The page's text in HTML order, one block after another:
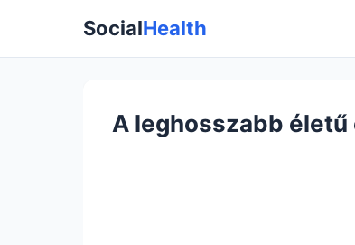
SocialHealth
A leghosszabb